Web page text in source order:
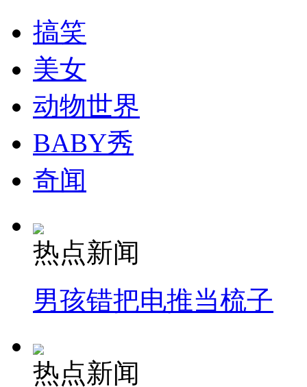
消防员救轻生者
纽约上演“枕头大战”
司机酒驾遇交警 急速倒车逃窜
搞笑
美女
动物世界
BABY秀
奇闻
热点新闻
男孩错把电推当梳子
热点新闻